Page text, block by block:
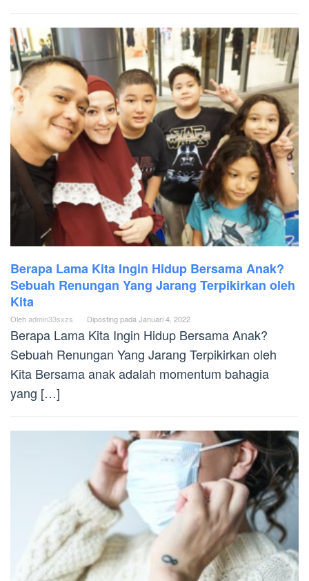
Berapa Lama Kita Ingin Hidup Bersama Anak?
Sebuah Renungan Yang Jarang Terpikirkan oleh
Kita
Olehadmin33sxzs Diposting pada Januari 4, 2022
Berapa Lama Kita Ingin Hidup Bersama Anak?
Sebuah Renungan Yang Jarang Terpikirkan oleh
Kita Bersama anak adalah momentum bahagia
yang […]